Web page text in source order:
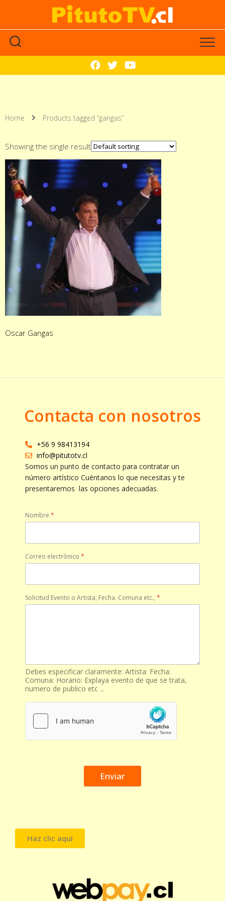
Home Products tagged “gangas”
Showing the single result
Oscar Gangas
Contacta con nosotros
+56 9 98413194
info@pitutotv.cl
Somos un punto de contacto para contratar un
número artístico Cuéntanos lo que necesitas y te
presentaremos las opciones adecuadas.
Nombre *
Correo electrónico *
Solicitud Evento o Artista, Fecha. Comuna etc., *
Debes especificar claramente: Artista: Fecha:
Comuna: Horario: Explaya evento de que se trata,
numero de publico etc ...
Enviar
Haz clic aquí